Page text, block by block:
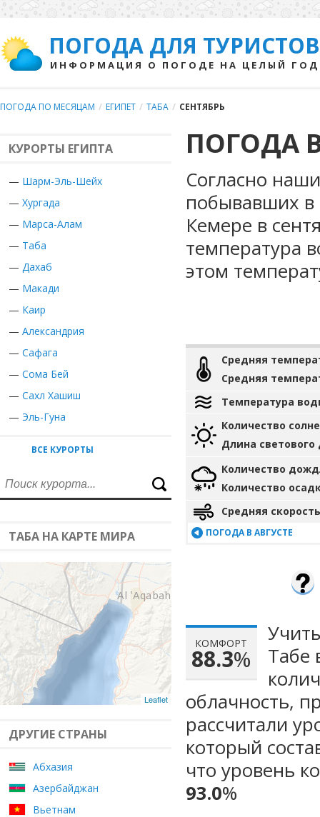
ПОГОДА ДЛЯ ТУРИСТОВ
ИНФОРМАЦИЯ О ПОГОДЕ НА ЦЕЛЫЙ ГОД
ПОГОДА ПО МЕСЯЦАМ / ЕГИПЕТ / ТАБА / СЕНТЯБРЬ
КУРОРТЫ ЕГИПТА
— Шарм-Эль-Шейх
— Хургада
— Марса-Алам
— Таба
— Дахаб
— Макади
— Каир
— Александрия
— Сафага
— Сома Бей
— Сахл Хашиш
— Эль-Гуна
ВСЕ КУРОРТЫ
ТАБА НА КАРТЕ МИРА
Leaflet
ДРУГИЕ СТРАНЫ
Абхазия
Азербайджан
Вьетнам
ПОГОДА
Согласно
побывавших в
Кемере в
температура
этом
Средняя
Средняя
Температура
Количество
Длина светового
Количество
Количество
Средняя
ПОГОДА В АВГУСТЕ
КОМФОРТ
88.3%
Табе
облачность,
рассчитали
который
что уровень
93.0%